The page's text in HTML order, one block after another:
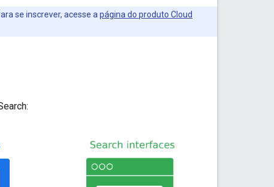
se inscrever, acesse a página do produto Cloud